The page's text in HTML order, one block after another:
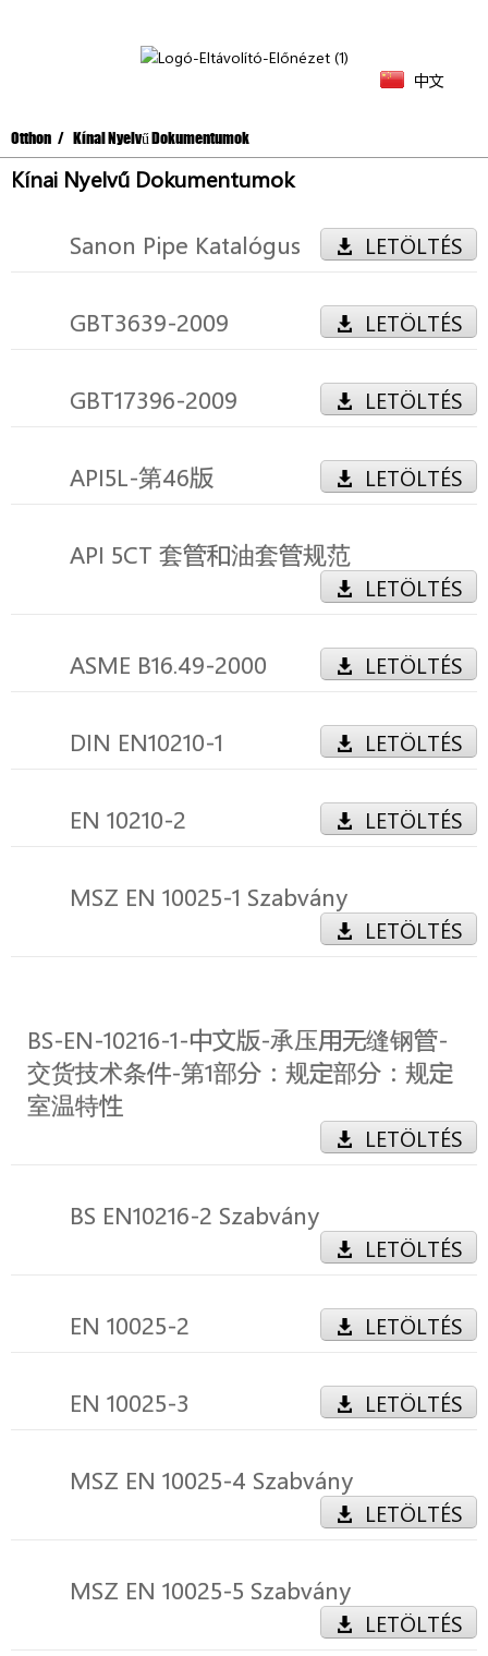
中文
Otthon Kínai Nyelvű Dokumentumok
Kínai Nyelvű Dokumentumok
Sanon Pipe Katalógus LETÖLTÉS
GBT3639-2009 LETÖLTÉS
GBT17396-2009 LETÖLTÉS
API5L-第46版 LETÖLTÉS
API 5CT 套管和油套管规范
LETÖLTÉS
ASME B16.49-2000 LETÖLTÉS
DIN EN10210-1 LETÖLTÉS
EN 10210-2 LETÖLTÉS
MSZ EN 10025-1 Szabvány
LETÖLTÉS
BS-EN-10216-1-中文版-承压用无缝钢管-
交货技术条件-第1部分：规定部分：规定
室温特性
LETÖLTÉS
BS EN10216-2 Szabvány
LETÖLTÉS
EN 10025-2 LETÖLTÉS
EN 10025-3 LETÖLTÉS
MSZ EN 10025-4 Szabvány
LETÖLTÉS
MSZ EN 10025-5 Szabvány
LETÖLTÉS